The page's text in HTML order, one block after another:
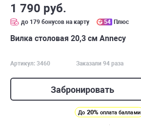
1 790 руб.
до 179 бонусов на карту 54 Плюс
Вилка столовая 20,3 см Annecy
Артикул: 3460 Заказали 94 раза
Забронировать
До 20% оплата баллами